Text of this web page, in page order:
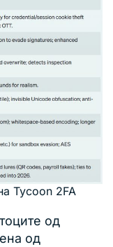
Tycoon 2FA
од
од